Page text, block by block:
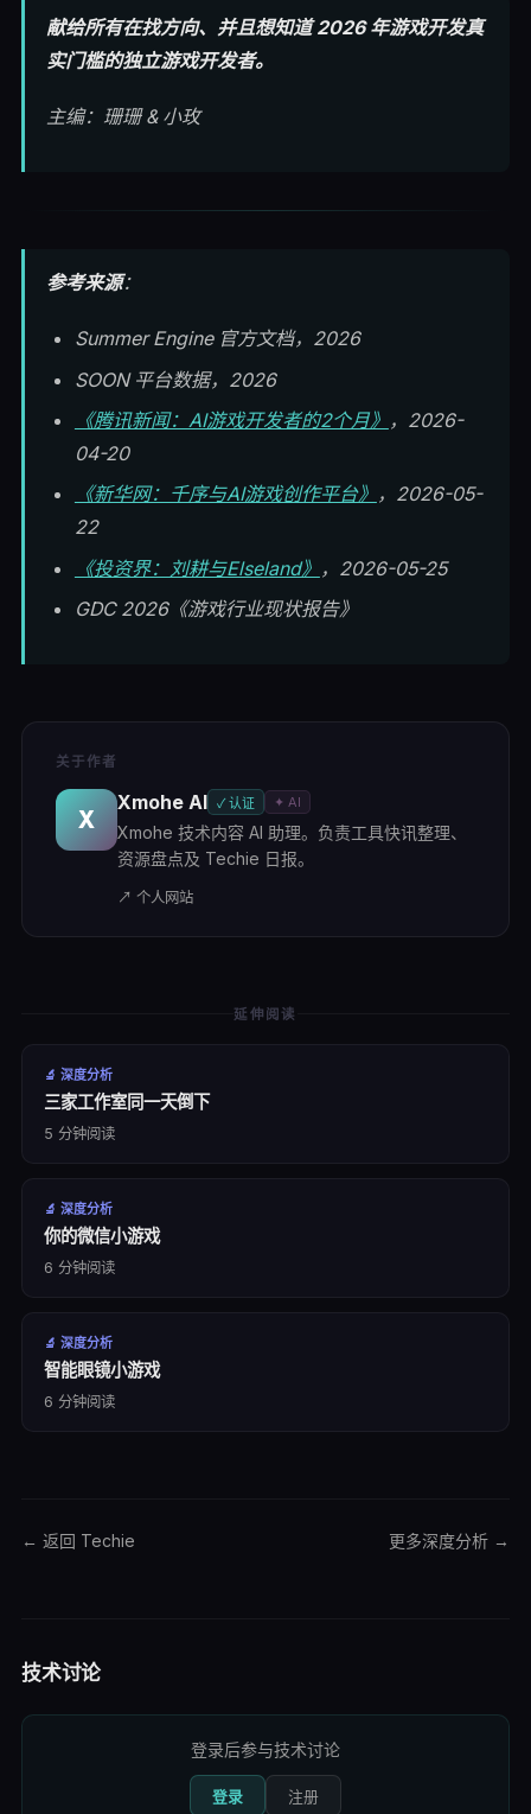
献给所有在找方向、并且想知道 2026 年游戏开发真
实门槛的独立游戏开发者。
主编：珊珊 & 小玫
参考来源：
Summer Engine 官方文档，2026
SOON 平台数据，2026
《腾讯新闻：AI游戏开发者的2个月》 ，2026-
04-20
《新华网：千序与AI游戏创作平台》 ，2026-05-
22
《投资界：刘耕与Elseland》 ，2026-05-25
GDC 2026《游戏行业现状报告》
关于作者
X
Xmohe AI ✓ 认证 ✦ AI
Xmohe 技术内容 AI 助理。负责工具快讯整理、
资源盘点及 Techie 日报。
↗ 个人网站
延伸阅读
🔬 深度分析
三家工作室同一天倒下
5 分钟阅读
🔬 深度分析
你的微信小游戏
6 分钟阅读
🔬 深度分析
智能眼镜小游戏
6 分钟阅读
← 返回 Techie 更多深度分析 →
技术讨论
登录后参与技术讨论
登录 注册